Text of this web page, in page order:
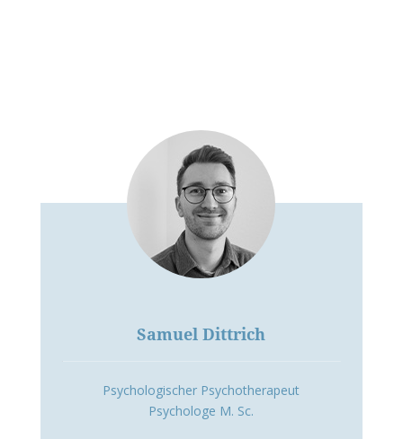
Samuel Dittrich
Psychologischer Psychotherapeut
Psychologe M. Sc.